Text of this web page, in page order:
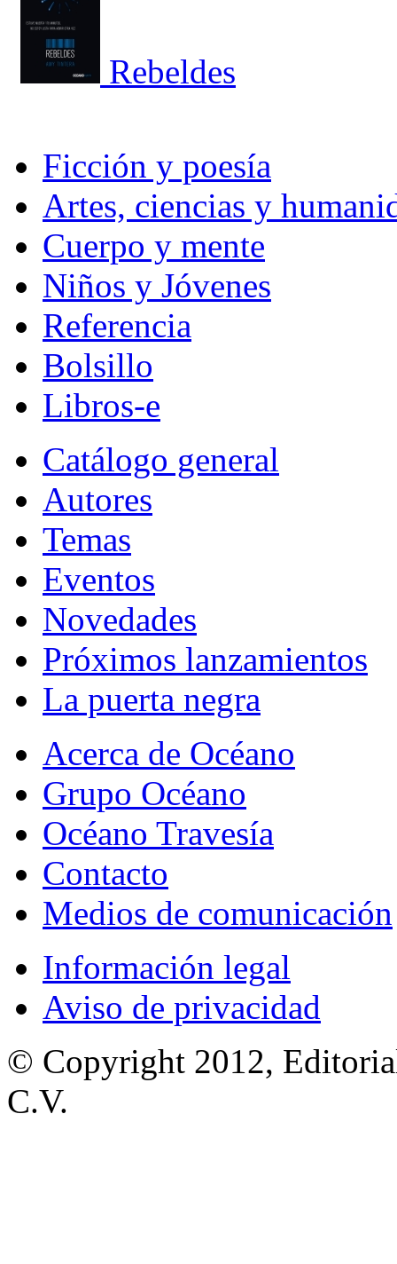
Rebeldes
Ficción y poesía
Artes, ciencias y
Cuerpo y mente
Niños y Jóvenes
Referencia
Bolsillo
Libros-e
Catálogo general
Autores
Temas
Eventos
Novedades
Próximos lanzamientos
La puerta negra
Acerca de Océano
Grupo Océano
Océano Travesía
Contacto
Medios de comunicación
Información legal
Aviso de privacidad
© Copyright 2012,
C.V.